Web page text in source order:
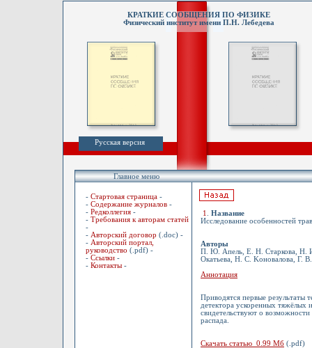
КРАТКИЕ СООБЩЕНИЯ ПО ФИЗИКЕ
Физический институт имени П.Н. Лебедева
Русская версия
Главное меню
- Стартовая страница -
- Содержание журналов -
- Редколлегия -
- Требования к авторам статей
-
- Авторский договор (.doc) -
- Авторский портал,
руководство (.pdf) -
- Ссылки -
- Контакты -
1
Название
Исследование особенностей
Авторы
П. Ю. Апель, Е. Н. Старкова, Н.
Oкатьева, Н. С. Kоновалова,
Аннотация
Приводятся первые результаты
детектора ускоренных тяжёлых
свидетельствуют о
распада.
Скачать статью 0.99 Мб (.pdf)